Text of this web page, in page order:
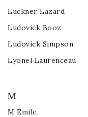
Luckner Lazard
Ludovick Booz
Ludovick Simpson
Lyonel Laurenceau
M
M Emile